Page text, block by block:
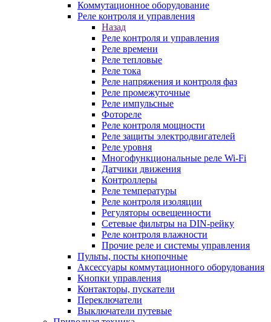
Коммутационное оборудование
Реле контроля и управления
Назад
Реле контроля и управления
Реле времени
Реле тепловые
Реле тока
Реле напряжения и контроля фаз
Реле промежуточные
Реле импульсные
Фотореле
Реле контроля мощности
Реле защиты электродвигателей
Реле уровня
Многофункциональные реле Wi-Fi
Датчики движения
Контроллеры
Реле температуры
Реле контроля изоляции
Регуляторы освещенности
Сетевые фильтры на DIN-рейку
Реле контроля влажности
Прочие реле и системы управления
Пульты, посты кнопочные
Аксессуары коммутационного оборудования
Кнопки управления
Контакторы, пускатели
Переключатели
Выключатели путевые